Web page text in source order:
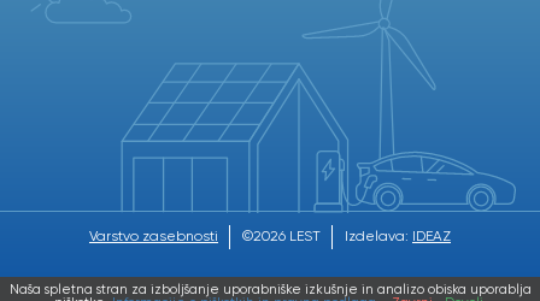
Varstvo zasebnosti ©2026 LEST Izdelava: IDEAZ
Naša spletna stran za izboljšanje uporabniške izkušnje in analizo obiska uporablja